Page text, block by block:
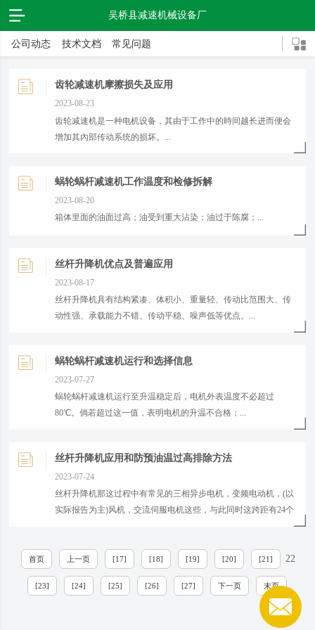
吴桥县减速机械设备厂
公司动态 技术文档 常见问题
齿轮减速机摩擦损失及应用
2023-08-23
齿轮减速机是一种电机设备，其由于工作中的時间越长进而便会
增加其內部传动系统的损坏。...
蜗轮蜗杆减速机工作温度和检修拆解
2023-08-20
箱体里面的油面过高；油受到重大沾染；油过于陈腐；...
丝杆升降机优点及普遍应用
2023-08-17
丝杆升降机具有结构紧凑、体积小、重量轻、传动比范围大、传
动性强、承载能力不错、传动平稳、噪声低等优点。...
蜗轮蜗杆减速机运行和选择信息
2023-07-27
​蜗轮蜗杆减速机运行至升温稳定后，电机外表温度不必超过
80℃。倘若超过这一值，表明电机的升温不合格；...
丝杆升降机应用和防预油温过高排除方法
2023-07-24
​丝杆升降机那这过程中有常见的三相异步电机，变频电动机，(以
实际报告为主)风机，交流伺服电机这些，与此同时这跨距有24个
首页
上一页 [17] [18] [19] [20] [21] 22
[23] [24] [25] [26] [27] 下一页 末页